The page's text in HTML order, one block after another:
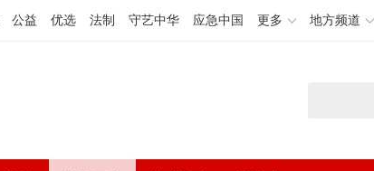
公益 优选 法制 守艺中华 应急中国 更多 地方频道